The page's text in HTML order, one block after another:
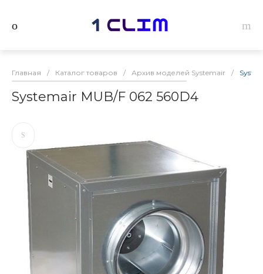
Главная / Каталог товаров / Архив моделей Systemair /
Systemair MUB/F 062 560D4